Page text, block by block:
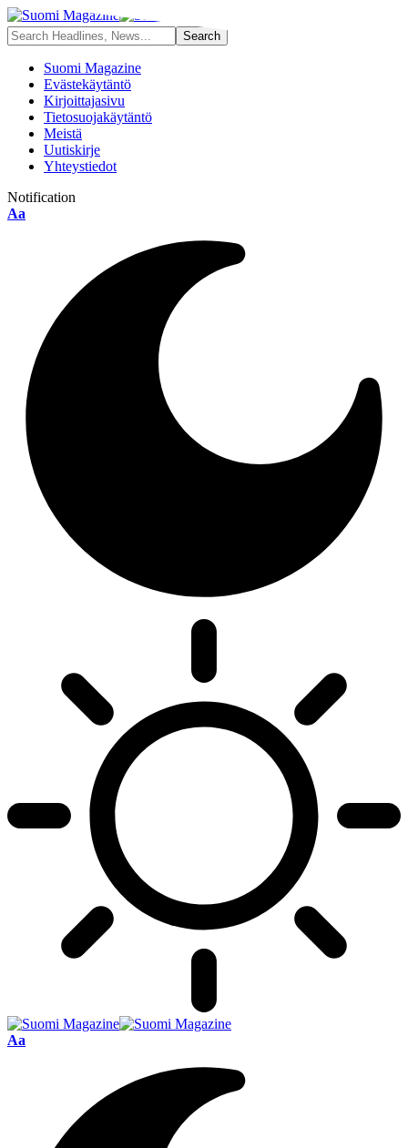
Suomi Magazine
Evästekäytäntö
Kirjoittajasivu
Tietosuojakäytäntö
Meistä
Uutiskirje
Yhteystiedot
Notification
Font
Aa
Font
Aa